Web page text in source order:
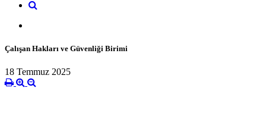
Çalışan Hakları ve Güvenliği Birimi
18 Temmuz 2025